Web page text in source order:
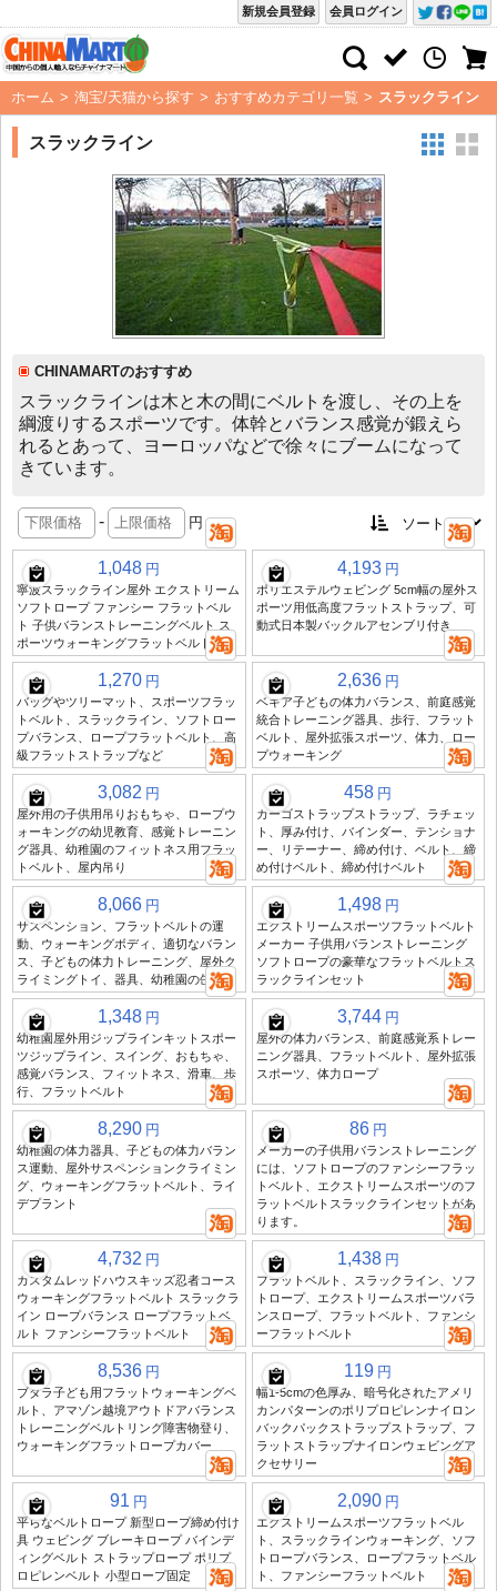
会員ログイン
新規会員登録
ホーム > 淘宝/天猫から探す > おすすめカテゴリ一覧 > スラックライン
スラックライン
CHINAMARTのおすすめ
スラックラインは木と木の間にベルトを渡し、その上を
綱渡りするスポーツです。体幹とバランス感覚が鍛えら
れるとあって、ヨーロッパなどで徐々にブームになって
きています。
- 円
1,048 円
寧波スラックライン屋外 エクストリーム
ソフトロープ ファンシー フラットベル
ト 子供バランストレーニングベルト ス
ポーツウォーキングフラットベルト
4,193 円
ポリエステルウェビング 5cm幅の屋外ス
ポーツ用低高度フラットストラップ、可
動式日本製バックルアセンブリ付き
1,270 円
バッグやツリーマット、スポーツフラッ
トベルト、スラックライン、ソフトロー
プバランス、ロープフラットベルト、高
級フラットストラップなど
2,636 円
ベキア子どもの体力バランス、前庭感覚
統合トレーニング器具、歩行、フラット
ベルト、屋外拡張スポーツ、体力、ロー
プウォーキング
3,082 円
屋外用の子供用吊りおもちゃ、ロープウ
ォーキングの幼児教育、感覚トレーニン
グ器具、幼稚園のフィットネス用フラッ
トベルト、屋内吊り
458 円
カーゴストラップストラップ、ラチェッ
ト、厚み付け、バインダー、テンショナ
ー、リテーナー、締め付け、ベルト、締
め付けベルト、締め付けベルト
8,066 円
サスペンション、フラットベルトの運
動、ウォーキングボディ、適切なバラン
ス、子どもの体力トレーニング、屋外ク
ライミングトイ、器具、幼稚園の缶
1,498 円
エクストリームスポーツフラットベルト
メーカー 子供用バランストレーニング
ソフトロープの豪華なフラットベルトス
ラックラインセット
1,348 円
幼稚園屋外用ジップラインキットスポー
ツジップライン、スイング、おもちゃ、
感覚バランス、フィットネス、滑車、歩
行、フラットベルト
3,744 円
屋外の体力バランス、前庭感覚系トレー
ニング器具、フラットベルト、屋外拡張
スポーツ、体力ロープ
8,290 円
幼稚園の体力器具、子どもの体力バラン
ス運動、屋外サスペンションクライミン
グ、ウォーキングフラットベルト、ライ
デプラント
86 円
メーカーの子供用バランストレーニング
には、ソフトロープのファンシーフラッ
トベルト、エクストリームスポーツのフ
ラットベルトスラックラインセットがあ
ります。
4,732 円
カスタムレッドハウスキッズ忍者コース
ウォーキングフラットベルト スラックラ
イン ロープバランス ロープフラットベ
ルト ファンシーフラットベルト
1,438 円
フラットベルト、スラックライン、ソフ
トロープ、エクストリームスポーツバラ
ンスロープ、フラットベルト、ファンシ
ーフラットベルト
8,536 円
ブダラ子ども用フラットウォーキングベ
ルト、アマゾン越境アウトドアバランス
トレーニングベルトリング障害物登り、
ウォーキングフラットロープカバー
119 円
幅1-5cmの色厚み、暗号化されたアメリ
カンパターンのポリプロピレンナイロン
バックパックストラップストラップ、フ
ラットストラップナイロンウェビングア
クセサリー
91 円
平らなベルトロープ 新型ロープ締め付け
具 ウェビング ブレーキロープ バインデ
ィングベルト ストラップロープ ポリプ
ロピレンベルト 小型ロープ固定
2,090 円
エクストリームスポーツフラットベル
ト、スラックラインウォーキング、ソフ
トロープバランス、ロープフラットベル
ト、ファンシーフラットベルト